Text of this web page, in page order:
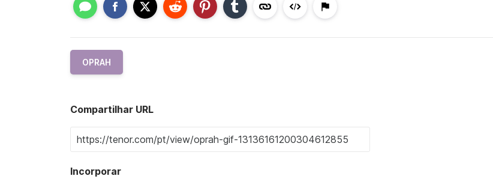
OPRAH
Compartilhar URL
Incorporar